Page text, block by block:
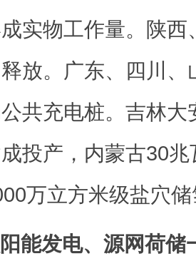
实物工作量。陕西
放。广东、四川
共充电桩。吉林
投产，内蒙古30
万立方米级盐穴
能发电、源网荷储